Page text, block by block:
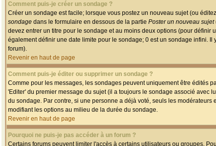
Comment puis-je créer un sondage ?
Créer un sondage est facile; lorsque vous postez un nouveau sujet (ou
sondage dans le formulaire en dessous de la partie Poster un nouveau sujet
devez entrer un titre pour le sondage et au moins deux options (pour
également définir une date limite pour le sondage; 0 est un sondage infini.
forum).
Revenir en haut de page
Comment puis-je éditer ou supprimer un sondage ?
Comme pour les messages, les sondages peuvent uniquement être édités
'Editer' du premier message du sujet (il a toujours le sondage associé avec
du sondage. Par contre, si une personne a déjà voté, seuls les
modifiant les options au milieu de la durée du sondage.
Revenir en haut de page
Pourquoi ne puis-je pas accéder à un forum ?
Certains forums peuvent limiter l'accès à certains utilisateurs ou groupes.